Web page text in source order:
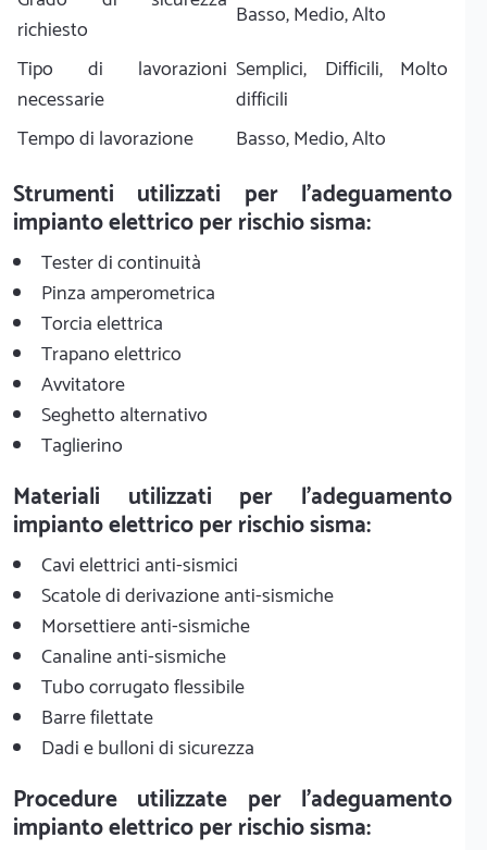
richiesto
Basso, Medio, Alto
Tipo di lavorazioni
necessarie
Semplici, Difficili, Molto
difficili
Tempo di lavorazione
Basso, Medio, Alto
Strumenti utilizzati per l'adeguamento
impianto elettrico per rischio sisma:
Tester di continuità
Pinza amperometrica
Torcia elettrica
Trapano elettrico
Avvitatore
Seghetto alternativo
Taglierino
Materiali utilizzati per l'adeguamento
impianto elettrico per rischio sisma:
Cavi elettrici anti-sismici
Scatole di derivazione anti-sismiche
Morsettiere anti-sismiche
Canaline anti-sismiche
Tubo corrugato flessibile
Barre filettate
Dadi e bulloni di sicurezza
Procedure utilizzate per l'adeguamento
impianto elettrico per rischio sisma: